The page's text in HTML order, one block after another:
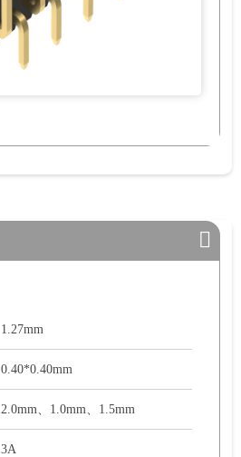
1.27mm
0.40*0.40mm
2.0mm、1.0mm、1.5mm
3A